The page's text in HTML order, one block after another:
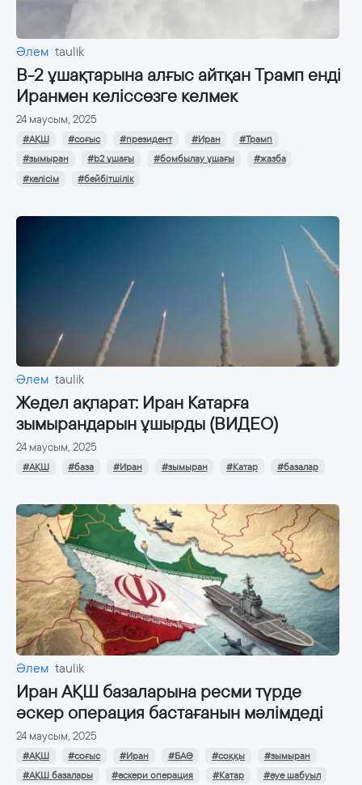
Әлем taulik
B-2 ұшақтарына алғыс айтқан Трамп енді
Иранмен келіссөзге келмек
24 маусым, 2025
#АҚШ #соғыс #президент #Иран
#Трамп
#зымыран
#b2 ұшағы #бомбылау ұшағы
#жазба
#келісім
#бейбітшілік
Әлем taulik
Жедел ақпарат: Иран Катарға
зымырандарын ұшырды (ВИДЕО)
24 маусым, 2025
#АҚШ #база #Иран #зымыран #Катар #базалар
Әлем taulik
Иран АҚШ базаларына ресми түрде
әскер операция бастағанын мәлімдеді
24 маусым, 2025
#АҚШ #соғыс #Иран #БАӘ #соққы
#зымыран
#АҚШ базалары
#әскери операция #Катар #әуе шабуыл